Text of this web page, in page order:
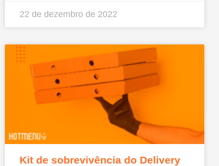
22 de dezembro de 2022
Kit de sobrevivência do Delivery